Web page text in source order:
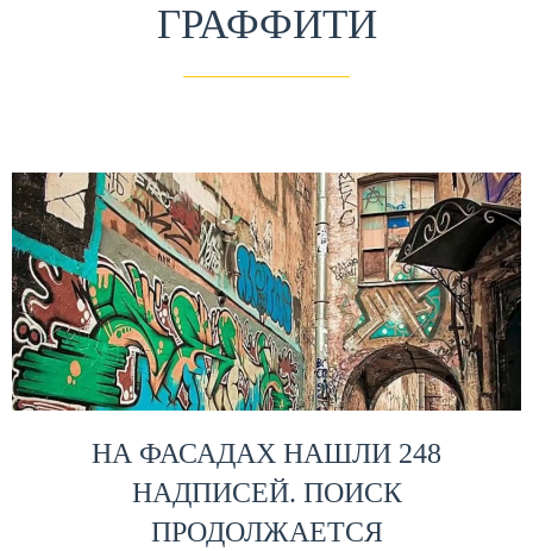
ГРАФФИТИ
НА ФАСАДАХ НАШЛИ 248
НАДПИСЕЙ. ПОИСК
ПРОДОЛЖАЕТСЯ